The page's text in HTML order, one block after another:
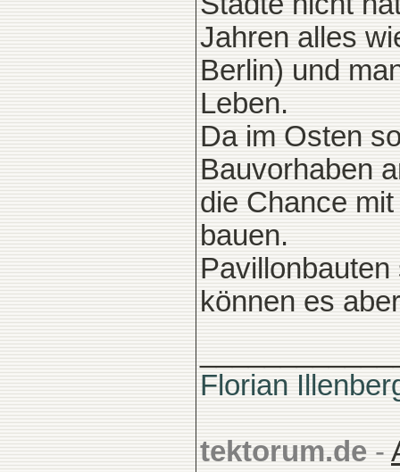
Jahren alles
Berlin) und
Leben.
Da im Osten
Bauvorhaben
die Chance
bauen.
können es
Florian
tektorum.de -